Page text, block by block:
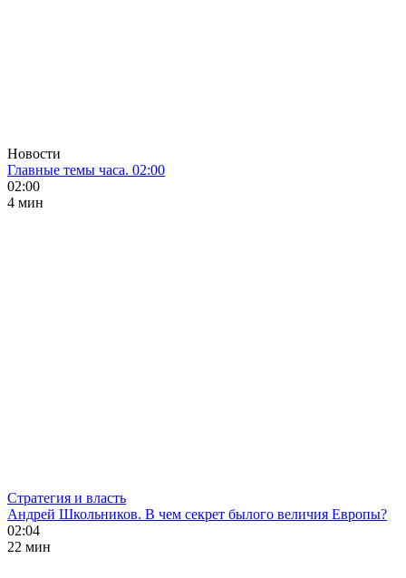
Новости
Главные темы часа. 02:00
02:00
4 мин
Стратегия и власть
Андрей Школьников. В чем секрет былого величия Европы?
02:04
22 мин